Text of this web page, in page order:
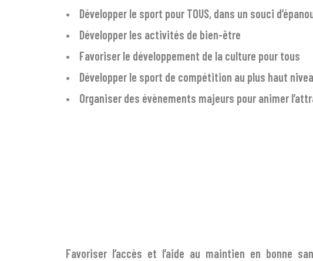
• Développer le sport pour TOUS, dans un souci
• Développer les activités de bien-être
• Favoriser le développement de la culture pour tous
• Développer le sport de compétition au plus haut
• Organiser des évènements majeurs pour animer
Favoriser l’accès et l’aide au maintien en bonne